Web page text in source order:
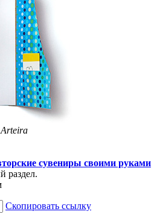
сувениры своими руками
раздел.
Скопировать ссылку